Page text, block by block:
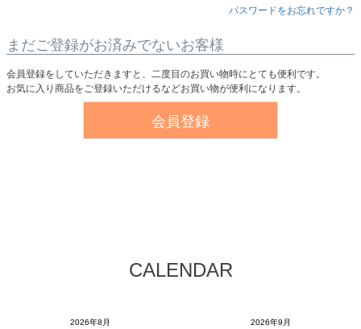
パスワードをお忘れですか？
まだご登録がお済みでないお客様
会員登録をしていただきますと、二度目のお買い物時にとても便利です。
お気に入り商品をご登録いただけるなどお買い物が便利になります。
会員登録
CALENDAR
2026年8月
2026年9月